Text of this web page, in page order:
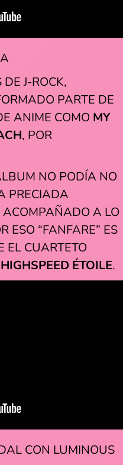
J-ROCK,
PARTE DE
ANIME COMO MY
, POR
NO PODÍA NO
PRECIADA
A LO
ESO “FANFARE” ES
EL CUARTETO
HIGHSPEED ÉTOILE.
CON LUMINOUS